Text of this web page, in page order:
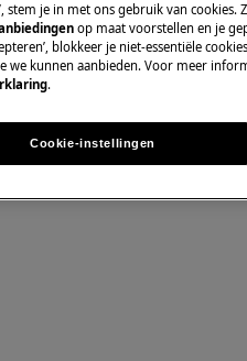
stopcontact voordat u
stem je in met ons gebruik van cookies.
op maat voorstellen en je
blokkeer je niet-essentiële
we kunnen aanbieden. Voor meer
.
Cookie-instellingen